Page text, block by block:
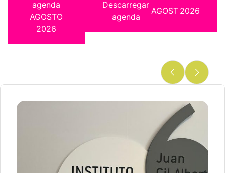
agenda
AGOSTO
2026
Descarregar
agenda
AGOST 2026